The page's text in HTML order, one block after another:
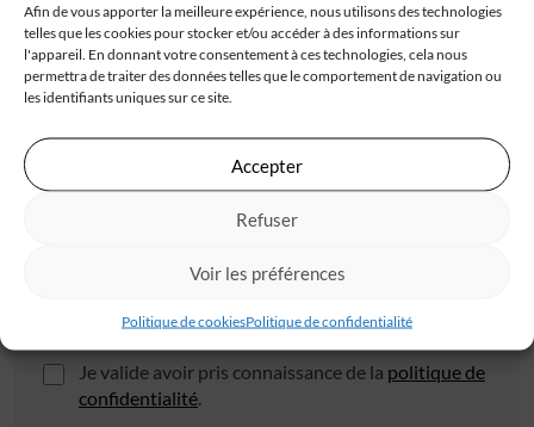
Afin de vous apporter la meilleure expérience, nous utilisons des technologies
telles que les cookies pour stocker et/ou accéder à des informations sur
l'appareil. En donnant votre consentement à ces technologies, cela nous
permettra de traiter des données telles que le comportement de navigation ou
les identifiants uniques sur ce site.
Accepter
Refuser
Voir les préférences
Politique de cookiesPolitique de confidentialité
J'accepte de recevoir les offres d'IGC
Je valide avoir pris connaissance de la politique de
confidentialité.